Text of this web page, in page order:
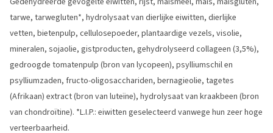
tarwe, tarwegluten*, hydrolysaat van dierlijke eiwitten, dierlijke
vetten, bietenpulp, cellulosepoeder, plantaardige vezels, visolie,
mineralen, sojaolie, gistproducten, gehydrolyseerd collageen (3,5%),
gedroogde tomatenpulp (bron van lycopeen), psylliumschil en
psylliumzaden, fructo-oligosacchariden, bernagieolie, tagetes
(Afrikaan) extract (bron van luteïne), hydrolysaat van kraakbeen (bron
van chondroïtine). *L.I.P.: eiwitten geselecteerd vanwege hun zeer hoge
verteerbaarheid.